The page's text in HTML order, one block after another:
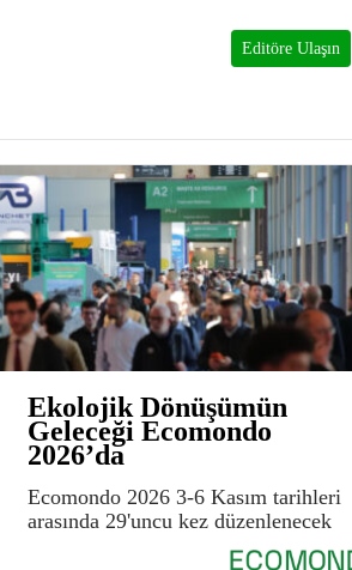
Editöre Ulaşın
Ekolojik Dönüşümün
Geleceği Ecomondo
2026’da
Ecomondo 2026 3-6 Kasım tarihleri
arasında 29'uncu kez düzenlenecek